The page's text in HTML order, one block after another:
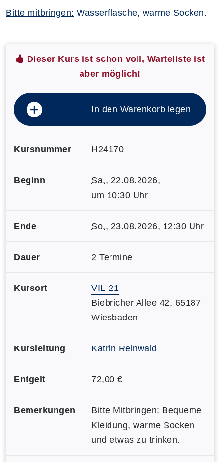
Bitte mitbringen: Wasserflasche, warme Socken.
Dieser Kurs ist schon voll, Warteliste ist
aber möglich!
In den Warenkorb legen
Kursnummer H24170
Beginn Sa., 22.08.2026,
um 10:30 Uhr
Ende So., 23.08.2026, 12:30 Uhr
Dauer 2 Termine
Kursort
VIL-21
Biebricher Allee 42, 65187
Wiesbaden
Kursleitung Katrin Reinwald
Entgelt 72,00 €
Bemerkungen
Bitte Mitbringen: Bequeme
Kleidung, warme Socken
und etwas zu trinken.